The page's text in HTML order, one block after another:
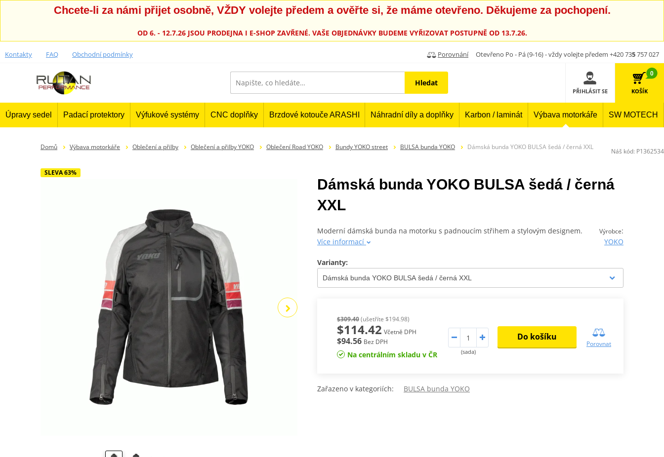
Chcete-li za námi přijet osobně, VŽDY volejte předem a ověřte si, že máme otevřeno. Děkujeme za pochopení.
OD 6. - 12.7.26 JSOU PRODEJNA I E-SHOP ZAVŘENÉ. VAŠE OBJEDNÁVKY BUDEME VYŘIZOVAT POSTUPNĚ OD 13.7.26.
Kontakty FAQ Obchodní podmínky Porovnání Otevřeno Po - Pá (9-16) - vždy volejte předem +420 735757 027
Hledat
PŘIHLÁSIT SE
0
KOŠÍK
Úpravy sedel Padací protektory Výfukové systémy CNC doplňky Brzdové kotouče ARASHI Náhradní díly a doplňky Karbon / laminát Výbava motorkáře SW MOTECH
Domů Výbava motorkáře Oblečení a přilby Oblečení a přilby YOKO Oblečení Road YOKO Bundy YOKO street BULSA bunda YOKO Dámská bunda YOKO BULSA šedá / černá XXL
SLEVA 63%
Dámská bunda YOKO BULSA šedá / černá
XXL
Výrobce:
YOKO
Moderní dámská bunda na motorku s padnoucím střihem a stylovým designem.
Více informací
Varianty:
$309.40(ušetříte $194.98)
$114.42 Včetně DPH
$94.56 Bez DPH
Na centrálním skladu v ČR (sada)
Do košíku
Porovnat
Zařazeno v kategoriích: BULSA bunda YOKO
Náš kód: P1362534